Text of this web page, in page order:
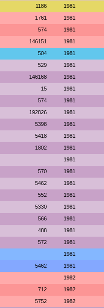
1186 1981
1761 1981
574 1981
146151 1981
504 1981
529 1981
146168 1981
15 1981
574 1981
192826 1981
5398 1981
5418 1981
1802 1981
1981
570 1981
5462 1981
552 1981
5330 1981
566 1981
488 1981
572 1981
1981
5462 1981
1982
712 1982
5752 1982